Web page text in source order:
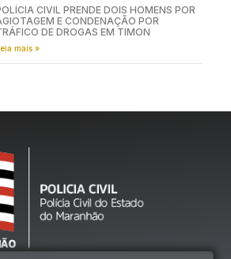
CIVIL PRENDE DOIS HOMENS POR
E CONDENAÇÃO POR
DE DROGAS EM TIMON
mais »